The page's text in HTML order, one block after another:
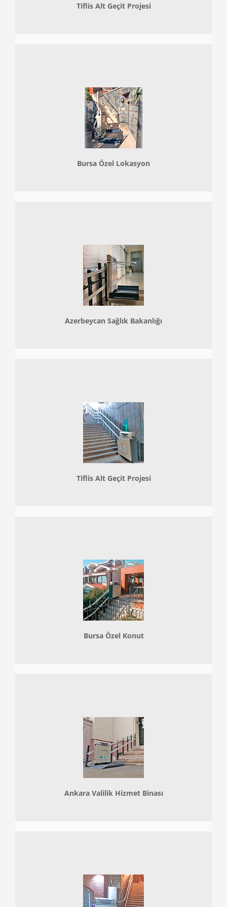
Tiflis Alt Geçit Projesi
Bursa Özel Lokasyon
Azerbeycan Sağlık Bakanlığı
Tiflis Alt Geçit Projesi
Bursa Özel Konut
Ankara Valilik Hizmet Binası